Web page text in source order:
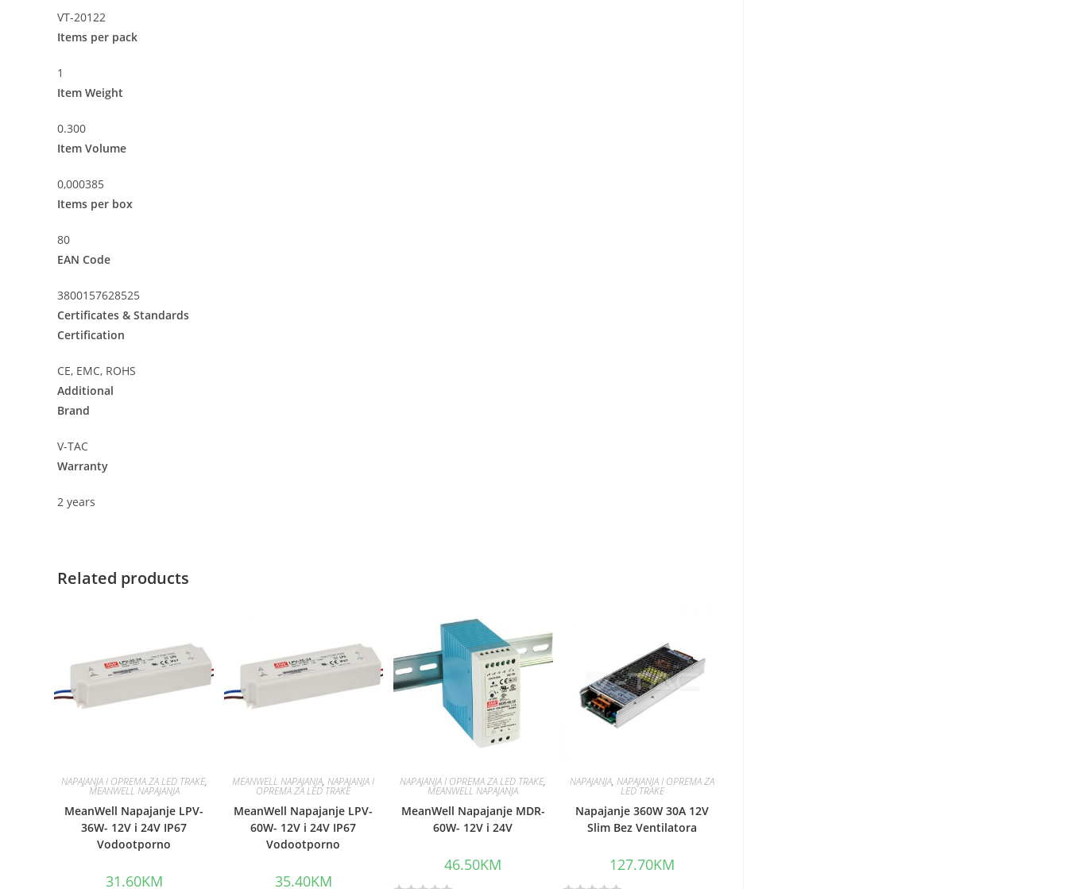
VT-20122
Items per pack
1
Item Weight
0.300
Item Volume
0,000385
Items per box
80
EAN Code
3800157628525
Certificates & Standards
Certification
CE, EMC, ROHS
Additional
Brand
V-TAC
Warranty
2 years
Related products
NAPAJANJA I OPREMA ZA LED TRAKE,
MEANWELL NAPAJANJA
MeanWell Napajanje LPV-
36W- 12V i 24V IP67
Vodootporno
31.60KM
MEANWELL NAPAJANJA,NAPAJANJA I
OPREMA ZA LED TRAKE
MeanWell Napajanje LPV-
60W- 12V i 24V IP67
Vodootporno
35.40KM
NAPAJANJA I OPREMA ZA LED TRAKE,
MEANWELL NAPAJANJA
MeanWell Napajanje MDR-
60W- 12V i 24V
46.50KM
NAPAJANJA,NAPAJANJA I OPREMA ZA
LED TRAKE
Napajanje 360W 30A 12V
Slim Bez Ventilatora
127.70KM